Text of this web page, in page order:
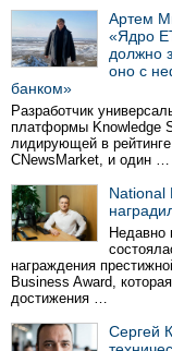
Артем
«Ядро
должно
оно с
банком»
Разработчик
платформы Knowledge
лидирующей в
CNewsMarket, и один …
National
Недавно
награждения
Business Award,
достижения …
Сергей